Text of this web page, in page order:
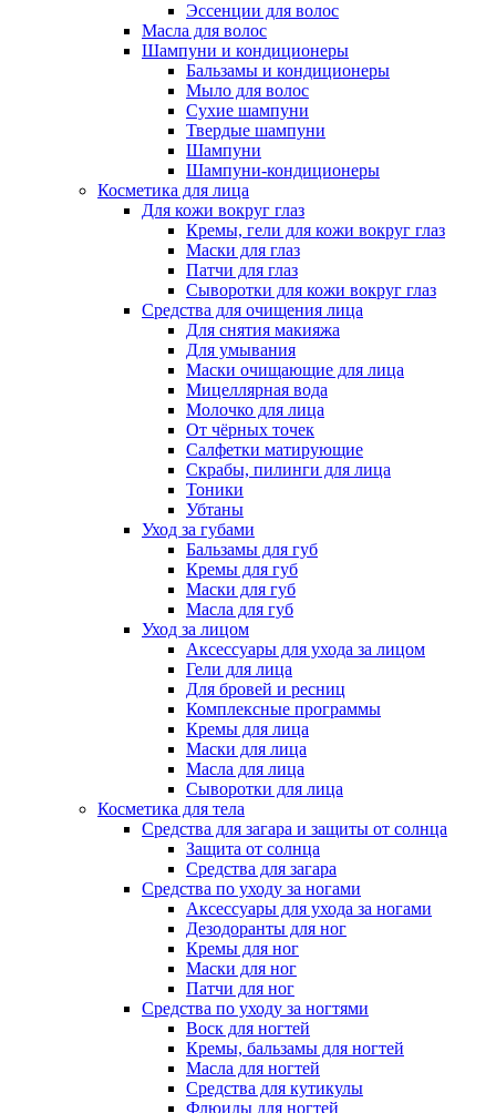
Эссенции для волос
Масла для волос
Шампуни и кондиционеры
Бальзамы и кондиционеры
Мыло для волос
Сухие шампуни
Твердые шампуни
Шампуни
Шампуни-кондиционеры
Косметика для лица
Для кожи вокруг глаз
Кремы, гели для кожи вокруг глаз
Маски для глаз
Патчи для глаз
Сыворотки для кожи вокруг глаз
Средства для очищения лица
Для снятия макияжа
Для умывания
Маски очищающие для лица
Мицеллярная вода
Молочко для лица
От чёрных точек
Салфетки матирующие
Скрабы, пилинги для лица
Тоники
Убтаны
Уход за губами
Бальзамы для губ
Кремы для губ
Маски для губ
Масла для губ
Уход за лицом
Аксессуары для ухода за лицом
Гели для лица
Для бровей и ресниц
Комплексные программы
Кремы для лица
Маски для лица
Масла для лица
Сыворотки для лица
Косметика для тела
Средства для загара и защиты от солнца
Защита от солнца
Средства для загара
Средства по уходу за ногами
Аксессуары для ухода за ногами
Дезодоранты для ног
Кремы для ног
Маски для ног
Патчи для ног
Средства по уходу за ногтями
Воск для ногтей
Кремы, бальзамы для ногтей
Масла для ногтей
Средства для кутикулы
Флюиды для ногтей